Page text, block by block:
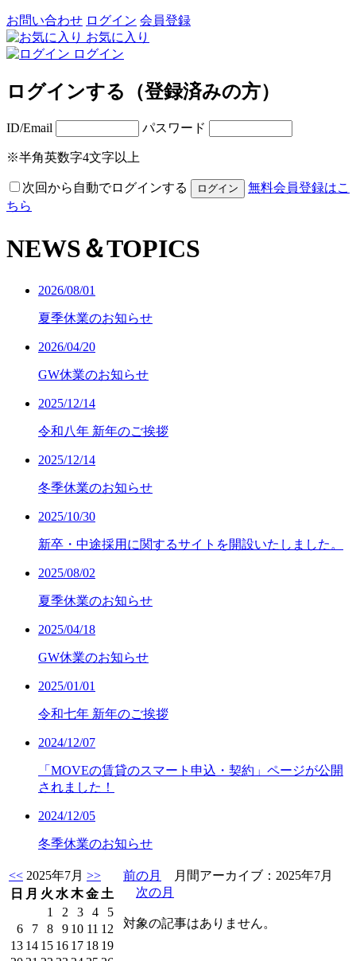
お問い合わせ ログイン 会員登録
お気に入り
ログイン
ログインする（登録済みの方）
ID/Email パスワード
※半角英数字4文字以上
次回から自動でログインする
無料会員登録はこ
ちら
NEWS＆TOPICS
2026/08/01
夏季休業のお知らせ
2026/04/20
GW休業のお知らせ
2025/12/14
令和八年 新年のご挨拶
2025/12/14
冬季休業のお知らせ
2025/10/30
新卒・中途採用に関するサイトを開設いたしました。
2025/08/02
夏季休業のお知らせ
2025/04/18
GW休業のお知らせ
2025/01/01
令和七年 新年のご挨拶
2024/12/07
「MOVEの賃貸のスマート申込・契約」ページが公開
されました！
2024/12/05
冬季休業のお知らせ
<< 2025年7月 >>
日 月 火 水木金土
1
2 3 4
5
6
7 8 9 10 11 12
13 14 15 16 17 18 19
前の月
月間アーカイブ：2025年7月
次の月
対象の記事はありません。